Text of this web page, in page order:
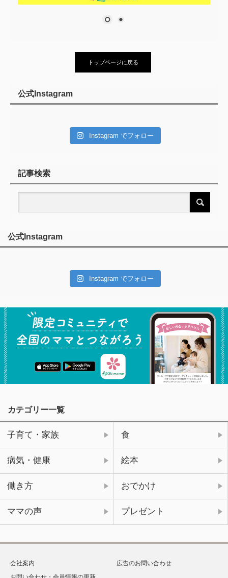
トップページに戻る
公式Instagram
Instagram でフォロー
記事検索
公式Instagram
Instagram でフォロー
カテゴリー一覧
子育て・家族 食
病気・健康 絵本
働き方 おでかけ
ママの声 プレゼント
会社案内
広告のお問い合わせ